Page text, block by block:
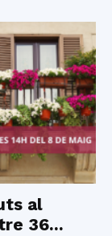
al
36...